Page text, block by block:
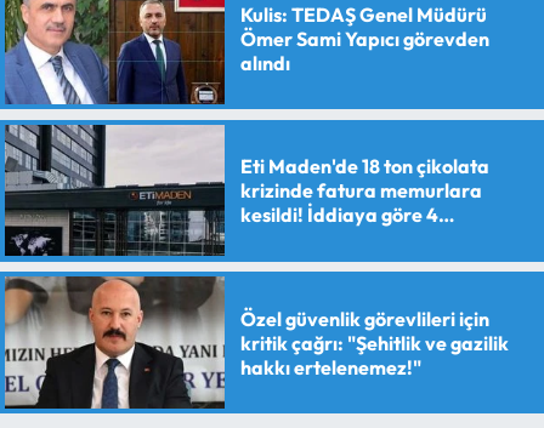
Kulis: TEDAŞ Genel Müdürü
Ömer Sami Yapıcı görevden
alındı
Eti Maden'de 18 ton çikolata
krizinde fatura memurlara
kesildi! İddiaya göre 4
verildi
Özel güvenlik görevlileri için
kritik çağrı: "Şehitlik ve gazilik
hakkı ertelenemez!"